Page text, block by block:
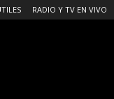
RADIO Y TV EN VIVO